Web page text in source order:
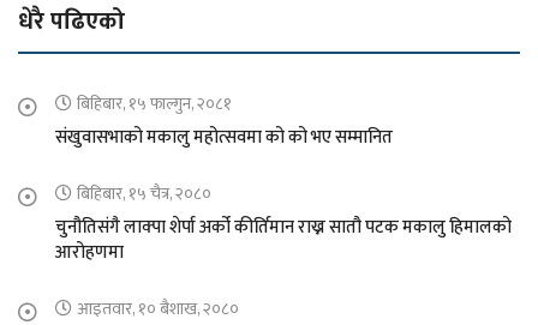
धेरै पढिएको
बिहिबार, १५ फाल्गुन, २०८१
संखुवासभाको मकालु महोत्सवमा को को भए सम्मानित
बिहिबार, १५ चैत्र, २०८०
चुनौतिसंगै लाक्पा शेर्पा अर्को कीर्तिमान राख्न सातौ पटक मकालु हिमालको
आरोहणमा
आइतवार, १० बैशाख, २०८०